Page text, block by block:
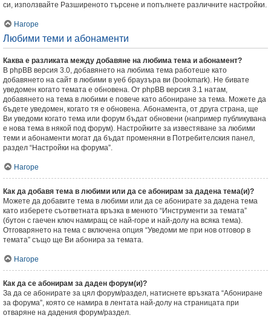
си, използвайте Разширеното търсене и попълнете различните настройки.
Нагоре
Любими теми и абонаменти
Каква е разликата между добавяне на любима тема и абонамент?
В phpBB версия 3.0, добавянето на любима тема работеше като
добавянето на сайт в любими в уеб браузъра ви (bookmark). Не бивате
уведомен когато темата е обновена. От phpBB версия 3.1 натам,
добавянето на тема в любими е повече като абониране за тема. Можете да
бъдете уведомен, когато тя е обновена. Абонамента, от друга страна, ще
Ви уведоми когато тема или форум бъдат обновени (например публикувана
е нова тема в някой под форум). Настройките за известяване за любими
теми и абонаменти могат да бъдат променяни в Потребителския панел,
раздел “Настройки на форума”.
Нагоре
Как да добавя тема в любими или да се абонирам за дадена тема(и)?
Можете да добавите тема в любими или да се абонирате за дадена тема
като изберете съответната връзка в менюто “Инструменти за темата”
(бутон с гаечен ключ намиращ се най-горе и най-долу на всяка тема).
Отговарянето на тема с включена опция “Уведоми ме при нов отговор в
темата” също ще Ви абонира за темата.
Нагоре
Как да се абонирам за даден форум(и)?
За да се абонирате за цял форум/раздел, натиснете връзката “Абониране
за форума”, която се намира в лентата най-долу на страницата при
отваряне на дадения форум/раздел.